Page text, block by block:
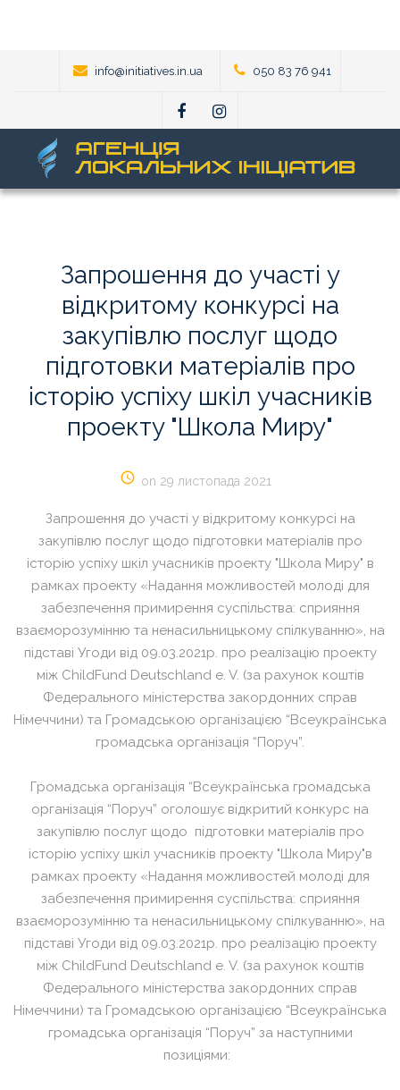
info@initiatives.in.ua 050 83 76 941
Запрошення до участі у
відкритому конкурсі на
закупівлю послуг щодо
підготовки матеріалів про
історію успіху шкіл учасників
проекту "Школа Миру"
on 29 листопада 2021
Запрошення до участі у відкритому конкурсі на
закупівлю послуг щодо підготовки матеріалів про
історію успіху шкіл учасників проекту "Школа Миру" в
рамках проекту «Надання можливостей молоді для
забезпечення примирення суспільства: сприяння
взаєморозумінню та ненасильницькому спілкуванню», на
підставі Угоди від 09.03.2021р. про реалізацію проекту
між ChildFund Deutschland e. V. (за рахунок коштів
Федерального міністерства закордонних справ
Німеччини) та Громадською організацією “Всеукраїнська
громадська організація “Поруч”.
Громадська організація “Всеукраїнська громадська
організація “Поруч” оголошує відкритий конкурс на
закупівлю послуг щодо підготовки матеріалів про
історію успіху шкіл учасників проекту "Школа Миру"в
рамках проекту «Надання можливостей молоді для
забезпечення примирення суспільства: сприяння
взаєморозумінню та ненасильницькому спілкуванню», на
підставі Угоди від 09.03.2021р. про реалізацію проекту
між ChildFund Deutschland e. V. (за рахунок коштів
Федерального міністерства закордонних справ
Німеччини) та Громадською організацією “Всеукраїнська
громадська організація “Поруч” за наступними
позиціями: